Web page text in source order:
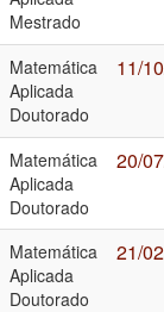
Mestrado
Matemática
Aplicada
Doutorado
11/
Matemática
Aplicada
Doutorado
20/
Matemática
Aplicada
Doutorado
21/